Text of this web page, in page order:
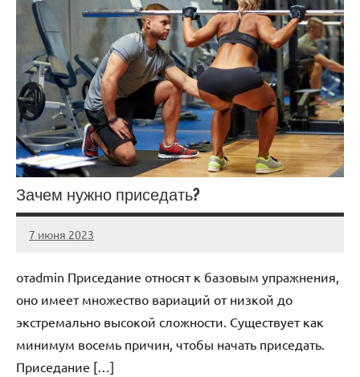
Зачем нужно приседать?
7 июня 2023
scuralets_ru
Нет
отadmin Приседание относят к базовым упражнения,
оно имеет множество вариаций от низкой до
экстремально высокой сложности. Существует как
минимум восемь причин, чтобы начать приседать.
Приседание […]